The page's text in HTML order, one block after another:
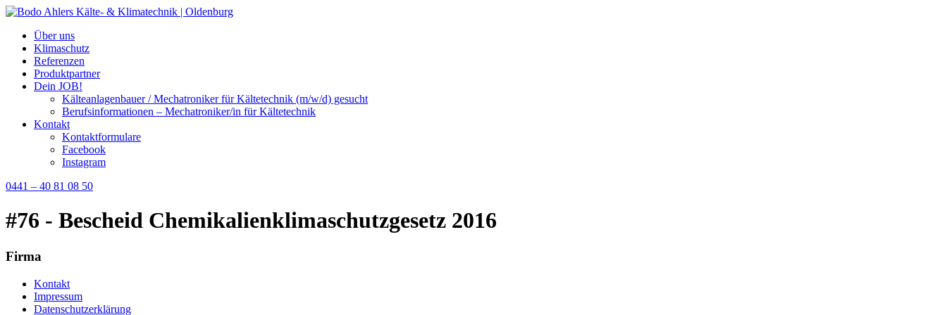
Über uns
Klimaschutz
Referenzen
Produktpartner
Dein JOB!
Kälteanlagenbauer / Mechatroniker für Kältetechnik (m/w/d) gesucht
Berufsinformationen – Mechatroniker/in für Kältetechnik
Kontakt
Kontaktformulare
Facebook
Instagram
0441 – 40 81 08 50
#76 - Bescheid Chemikalienklimaschutzgesetz 2016
Firma
Kontakt
Impressum
Datenschutzerklärung